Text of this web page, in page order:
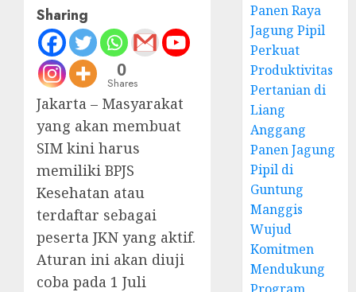
Sharing
0
Shares
Jakarta – Masyarakat
yang akan membuat
SIM kini harus
memiliki BPJS
Kesehatan atau
terdaftar sebagai
peserta JKN yang aktif.
Aturan ini akan diuji
coba pada 1 Juli
Panen Raya
Jagung Pipil
Perkuat
Produktivitas
Pertanian di
Liang
Anggang
Panen Jagung
Pipil di
Guntung
Manggis
Wujud
Komitmen
Mendukung